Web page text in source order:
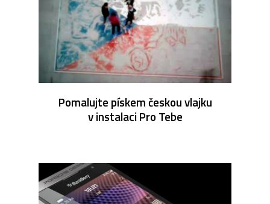
Pomalujte pískem českou vlajku
v instalaci Pro Tebe